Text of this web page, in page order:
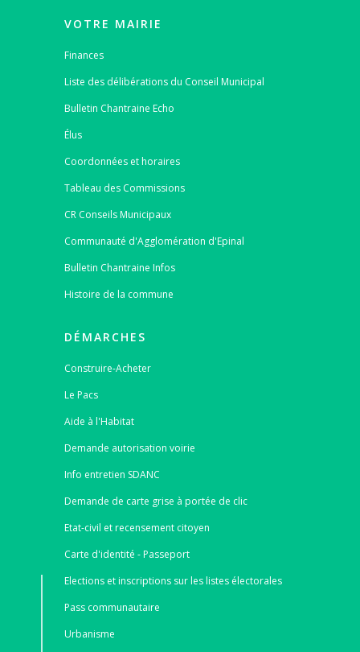
VOTRE MAIRIE
Finances
Liste des délibérations du Conseil Municipal
Bulletin Chantraine Echo
Élus
Coordonnées et horaires
Tableau des Commissions
CR Conseils Municipaux
Communauté d'Agglomération d'Epinal
Bulletin Chantraine Infos
Histoire de la commune
DÉMARCHES
Construire-Acheter
Le Pacs
Aide à l'Habitat
Demande autorisation voirie
Info entretien SDANC
Demande de carte grise à portée de clic
Etat-civil et recensement citoyen
Carte d'identité - Passeport
Elections et inscriptions sur les listes électorales
Pass communautaire
Urbanisme